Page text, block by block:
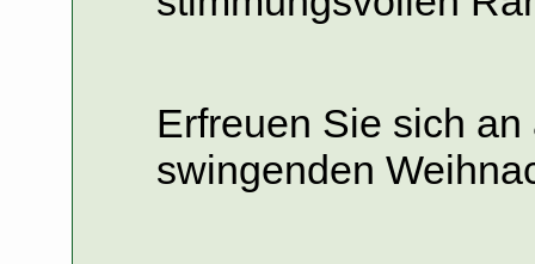
Erfreuen Sie sich
swingenden